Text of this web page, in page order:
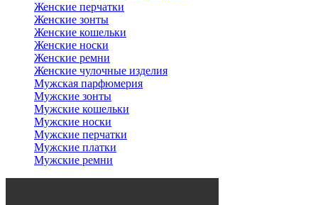
Женские перчатки
Женские зонты
Женские кошельки
Женские носки
Женские ремни
Женские чулочные изделия
Мужская парфюмерия
Мужские зонты
Мужские кошельки
Мужские носки
Мужские перчатки
Мужские платки
Мужские ремни